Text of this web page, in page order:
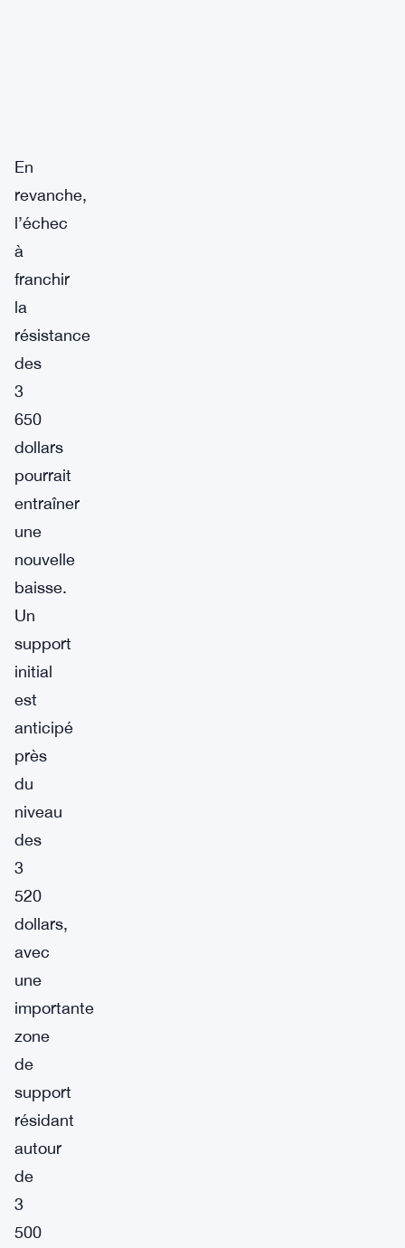
En
revanche,
l’échec
à
franchir
la
résistance
des
3
650
dollars
pourrait
entraîner
une
nouvelle
baisse.
Un
support
initial
est
anticipé
près
du
niveau
des
3
520
dollars,
avec
une
importante
zone
de
support
résidant
autour
de
3
500